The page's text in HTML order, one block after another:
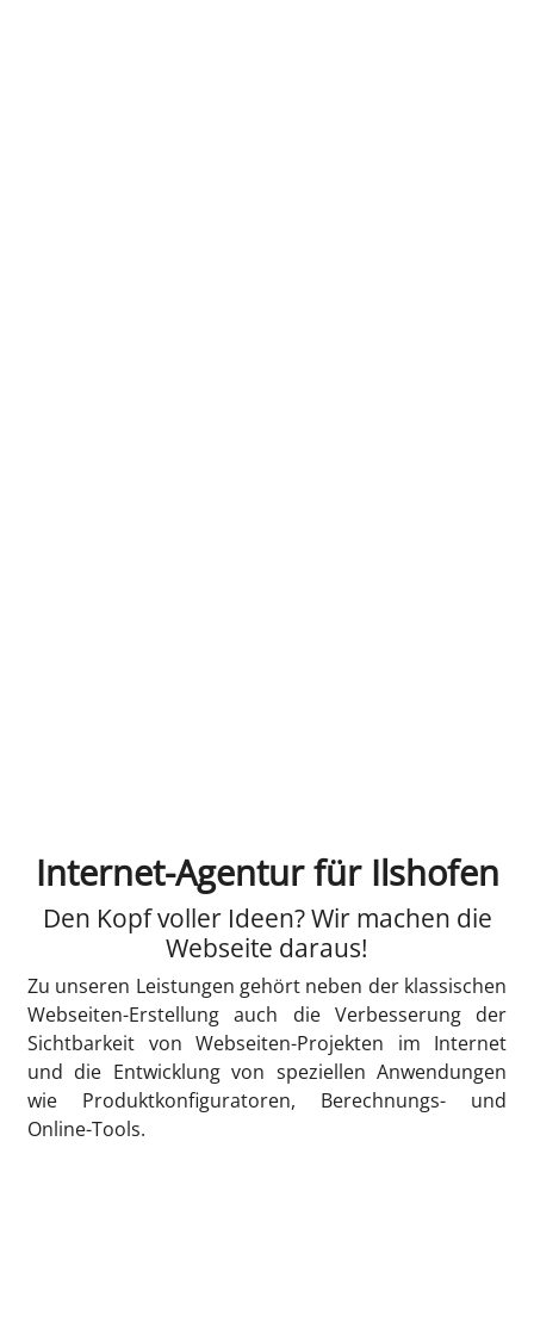
Internet-Agentur für Ilshofen
Den Kopf voller Ideen? Wir machen die
Webseite daraus!
Zu unseren Leistungen gehört neben der klassischen
Webseiten-Erstellung auch die Verbesserung der
Sichtbarkeit von Webseiten-Projekten im Internet
und die Entwicklung von speziellen Anwendungen
wie Produktkonfiguratoren, Berechnungs- und
Online-Tools.